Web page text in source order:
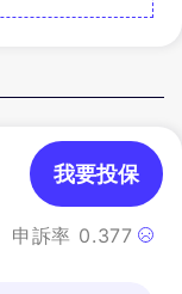
申訴率 0.377
我要投保